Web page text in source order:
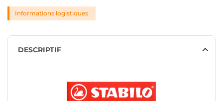
Informations logistiques
DESCRIPTIF